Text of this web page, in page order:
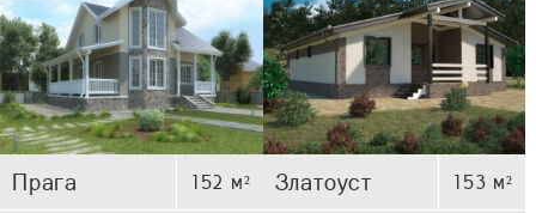
Прага 152 м² Златоуст 153 м²